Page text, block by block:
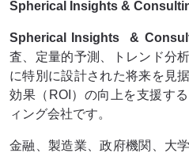
Spherical Insights &
Spherical Insights &
査、定量的予測、トレンド分
に特別に設計された将来を見
効果（ROI）の向上を支援す
ィング会社です。
金融、製造業、政府機関、大